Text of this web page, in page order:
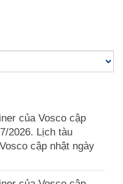
của Vosco cập
2026. Lịch tàu
cập nhật ngày